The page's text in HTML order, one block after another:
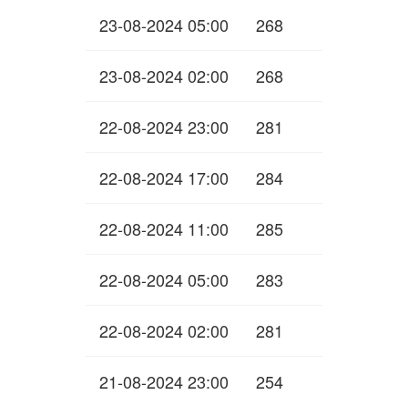
23-08-2024 05:00 268
23-08-2024 02:00 268
22-08-2024 23:00 281
22-08-2024 17:00 284
22-08-2024 11:00 285
22-08-2024 05:00 283
22-08-2024 02:00 281
21-08-2024 23:00 254